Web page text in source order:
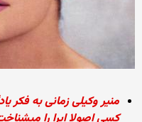
منیر وکیلی زمانی به فکر